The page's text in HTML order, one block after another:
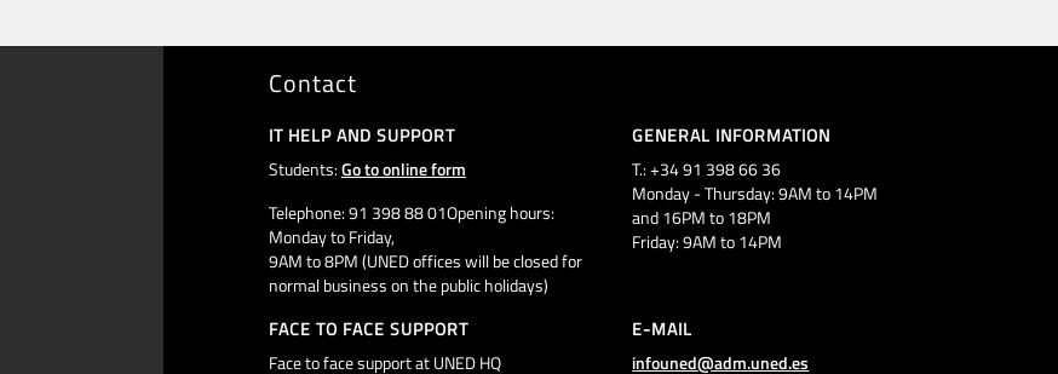
Contact
IT HELP AND SUPPORT
Students:Go to online form
Telephone: 91 398 88 01Opening hours:
Monday to Friday,
9AM to 8PM (UNED offices will be closed for
normal business on the public holidays)
GENERAL INFORMATION
T.: +34 91 398 66 36
Monday - Thursday: 9AM to 14PM
and 16PM to 18PM
Friday: 9AM to 14PM
FACE TO FACE SUPPORT
Face to face support at UNED HQ
E-MAIL
infouned@adm.uned.es